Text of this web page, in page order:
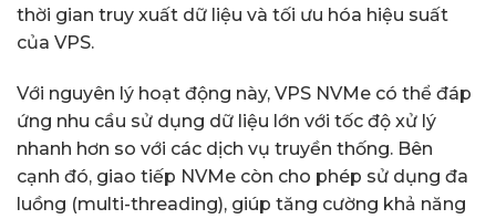
thời gian truy xuất dữ liệu và tối ưu hóa hiệu suất
của VPS.
Với nguyên lý hoạt động này, VPS NVMe có thể đáp
ứng nhu cầu sử dụng dữ liệu lớn với tốc độ xử lý
nhanh hơn so với các dịch vụ truyền thống. Bên
cạnh đó, giao tiếp NVMe còn cho phép sử dụng đa
luồng (multi-threading), giúp tăng cường khả năng